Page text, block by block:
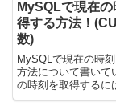
MySQLで現在の
得する方法！
数)
MySQLで現在の時
方法について書いて
の時刻を取得するに
CURTIME関数を使